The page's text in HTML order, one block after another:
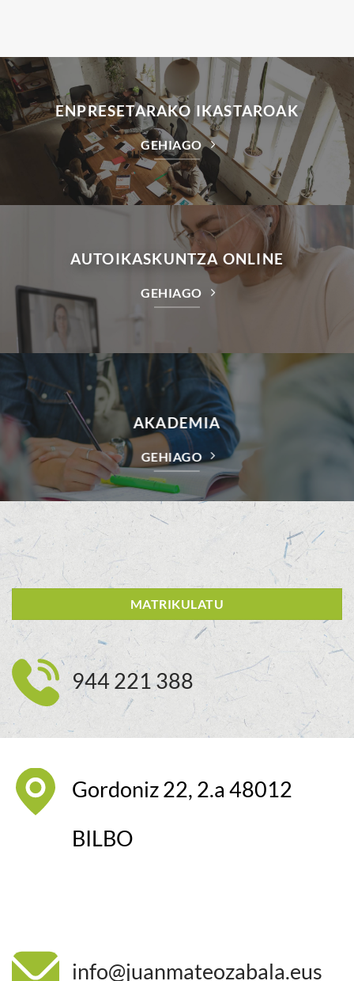
ENPRESETARAKO IKASTAROAK
GEHIAGO
AUTOIKASKUNTZA ONLINE
GEHIAGO
AKADEMIA
GEHIAGO
MATRIKULATU
944 221 388
Gordoniz 22, 2.a 48012
BILBO
info@juanmateozabala.eus